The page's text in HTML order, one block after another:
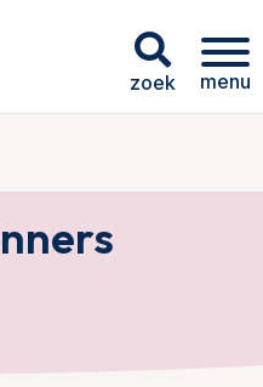
zoek menu